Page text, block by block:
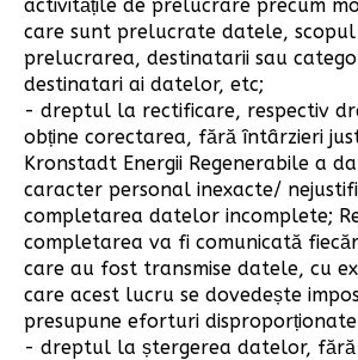
activitățile de prelucrare precum
care sunt prelucrate datele,
prelucrarea, destinatarii sau
destinatari ai datelor, etc;
- dreptul la rectificare, respectiv
obține corectarea, fără întârzieri
Kronstadt Energii Regenerabile a
caracter personal inexacte/
completarea datelor incomplete;
completarea va fi comunicată
care au fost transmise datele, cu
care acest lucru se dovedește
presupune eforturi
- dreptul la ștergerea datelor,